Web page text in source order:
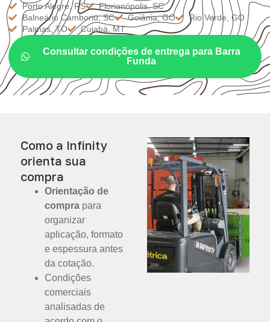
Porto Alegre, RS
Florianópolis, SC
Balneário Camboriú, SC
Goiânia, GO
Rio Verde, GO
Palmas, TO
Cuiabá, MT
Consultar condições de entrega para Barra
Funda
Como a Infinity
orienta sua
compra
Orientação de
compra para
organizar
aplicação, formato
e espessura antes
da cotação.
Condições
comerciais
analisadas de